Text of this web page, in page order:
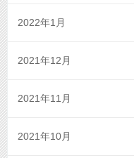
2022年1月
2021年12月
2021年11月
2021年10月